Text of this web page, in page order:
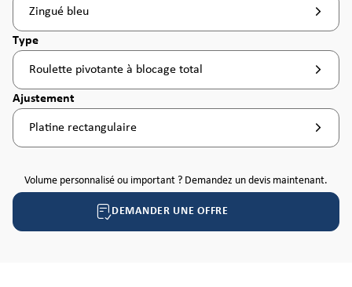
Zingué bleu
Sélectionnez
Type
Roulette pivotante à blocage total
Sélectionnez
Ajustement
Platine rectangulaire
Volume personnalisé ou important ? Demandez un devis maintenant.
DEMANDER UNE OFFRE